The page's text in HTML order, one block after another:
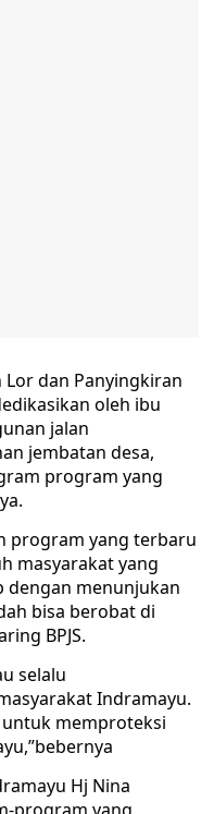
Lor dan Panyingkiran
oleh ibu
jalan
jembatan desa,
program yang
program yang terbaru
masyarakat yang
dengan menunjukan
bisa berobat di
BPJS.
selalu
Indramayu.
memproteksi
Hj Nina